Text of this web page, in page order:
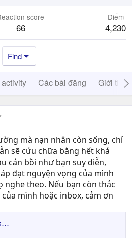
score
66
Điểm
4,230
Find
Các bài đăng Giới thiệu
mà nạn nhân còn sống, chỉ
sẽ cứu chữa bằng hết khả
cán bồi như bạn suy diễn,
đạt nguyện vọng của mình
nghe theo. Nếu bạn còn thắc
mình hoặc inbox, cảm ơn